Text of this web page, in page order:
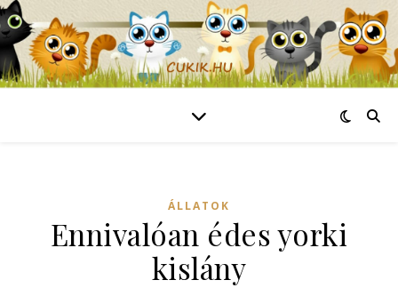
ÁLLATOK
Ennivalóan édes yorki
kislány